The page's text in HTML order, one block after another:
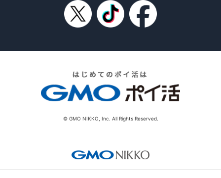
© GMO NIKKO, Inc. All Rights Reserved.